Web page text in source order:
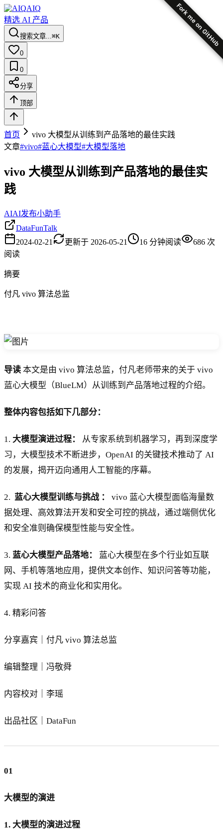
Fork me on GitHub
AIQ
精选 AI 产品
搜索文章...⌘K
0
0
分享
顶部
首页
vivo 大模型从训练到产品落地的最佳实践
文章#vivo#蓝心大模型#大模型落地
vivo 大模型从训练到产品落地的最佳实
践
AIAI发布小助手
DataFunTalk
2024-02-21
更新于 2026-05-21 16 分钟阅读 686 次
阅读
摘要
付凡 vivo 算法总监
导读 本文是由 vivo 算法总监，付凡老师带来的关于 vivo
蓝心大模型（BlueLM）从训练到产品落地过程的介绍。
整体内容包括如下几部分：
1. 大模型演进过程：
从专家系统到机器学习，再到深度学
习，大模型技术不断进步，OpenAI 的关键技术推动了 AI
的发展，揭开迈向通用人工智能的序幕。
2. 蓝心大模型训练与挑战 ：
vivo 蓝心大模型面临海量数
据处理、高效算法开发和安全可控的挑战，通过端侧优化
和安全准则确保模型性能与安全性。
3. 蓝心大模型产品落地：
蓝心大模型在多个行业如互联
网、手机等落地应用，提供文本创作、知识问答等功能，
实现 AI 技术的商业化和实用化。
4. 精彩问答
分享嘉宾｜付凡 vivo 算法总监
编辑整理｜冯敬舜
内容校对｜李瑶
出品社区｜DataFun
01
大模型的演进
1. 大模型的演进过程